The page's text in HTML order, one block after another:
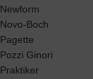
Newform
Novo-Boch
Pagette
Pozzi Ginori
Praktiker